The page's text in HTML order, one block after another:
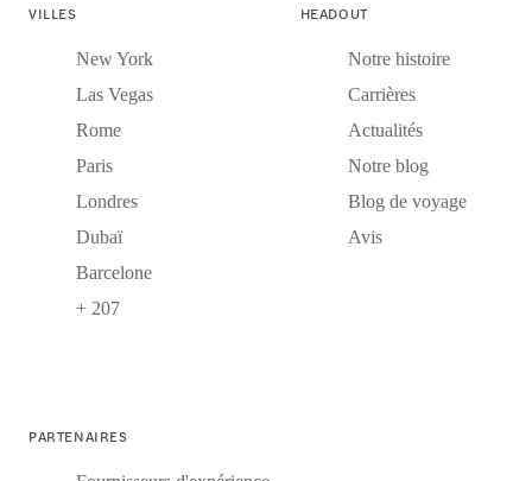
VILLES
New York
Las Vegas
Rome
Paris
Londres
Dubaï
Barcelone
+ 207
HEADOUT
Notre histoire
Carrières
Actualités
Notre blog
Blog de voyage
Avis
PARTENAIRES